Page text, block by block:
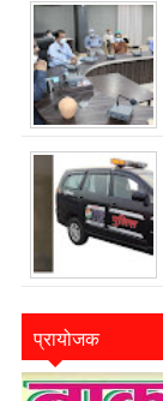
प्रायोजक